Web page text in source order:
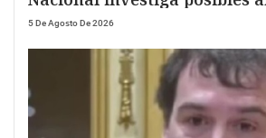
previas
5 De Agosto De 2026